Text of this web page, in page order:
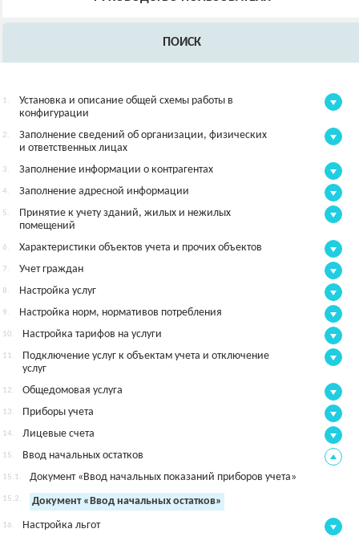
ПОИСК
1.
Установка и описание общей схемы работы в
конфигурации
2.
Заполнение сведений об организации, физических
и ответственных лицах
3. Заполнение информации о контрагентах
4. Заполнение адресной информации
5.
Принятие к учету зданий, жилых и нежилых
помещений
6. Характеристики объектов учета и прочих объектов
7. Учет граждан
8. Настройка услуг
9. Настройка норм, нормативов потребления
10. Настройка тарифов на услуги
11.
Подключение услуг к объектам учета и отключение
услуг
12. Общедомовая услуга
13. Приборы учета
14. Лицевые счета
15. Ввод начальных остатков
15.1. Документ «Ввод начальных показаний приборов учета»
15.2. Документ «Ввод начальных остатков»
16. Настройка льгот